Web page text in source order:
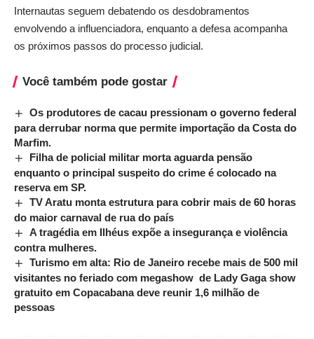
Internautas seguem debatendo os desdobramentos
envolvendo a influenciadora, enquanto a defesa acompanha
os próximos passos do processo judicial.
Você também pode gostar
Os produtores de cacau pressionam o governo federal
para derrubar norma que permite importação da Costa do
Marfim.
Filha de policial militar morta aguarda pensão
enquanto o principal suspeito do crime é colocado na
reserva em SP.
TV Aratu monta estrutura para cobrir mais de 60 horas
do maior carnaval de rua do país
A tragédia em Ilhéus expõe a insegurança e violência
contra mulheres.
Turismo em alta: Rio de Janeiro recebe mais de 500 mil
visitantes no feriado com megashow de Lady Gaga show
gratuito em Copacabana deve reunir 1,6 milhão de
pessoas